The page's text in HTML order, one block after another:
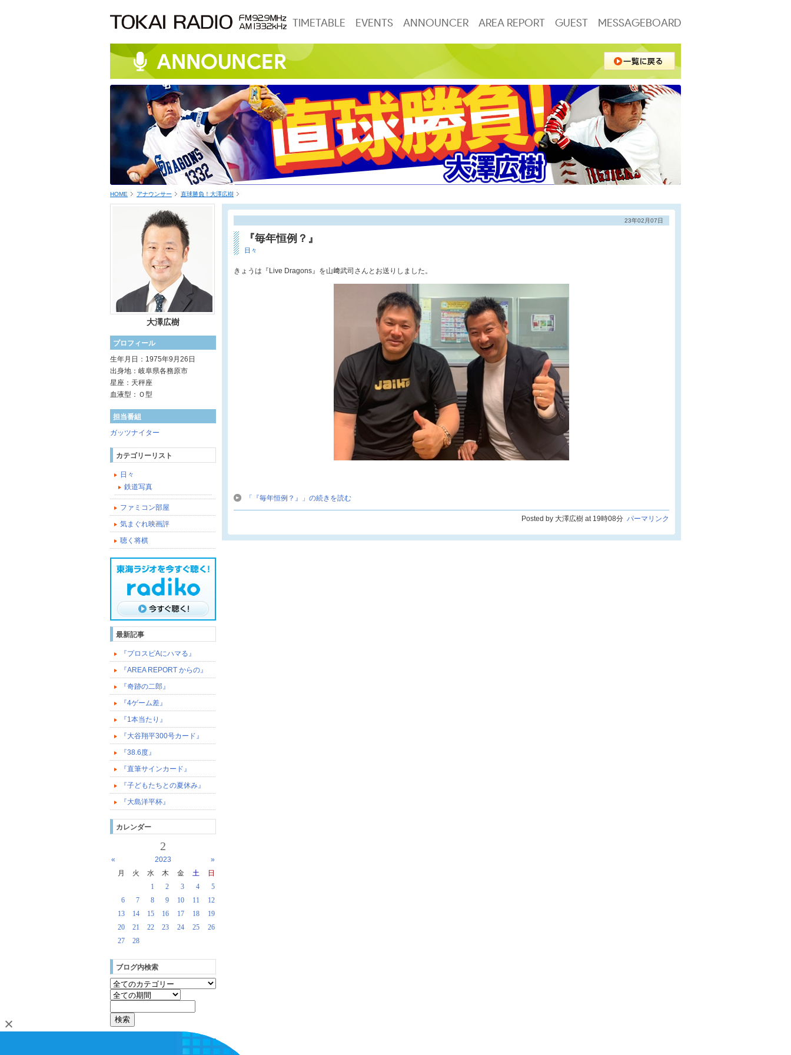
TIMETABLE EVENTS ANNOUNCER AREA REPORT GUEST MESSAGEBOARD
HOME アナウンサー 直球勝負！大澤広樹
大澤広樹
プロフィール
生年月日：1975年9月26日
出身地：岐阜県各務原市
星座：天秤座
血液型：Ｏ型
担当番組
ガッツナイター
カテゴリーリスト
日々
鉄道写真
ファミコン部屋
気まぐれ映画評
聴く将棋
最新記事
『プロスピAにハマる』
『AREA REPORT からの』
『奇跡の二郎』
『4ゲーム差』
『1本当たり』
『大谷翔平300号カード』
『38.6度』
『直筆サインカード』
『子どもたちとの夏休み』
『大島洋平杯』
カレンダー
2
« 2023
»
月
火 水 木 金 土
日
1
2 3 4
5
6
7 8 9 10 11
12
13
14 15 16 17 18
19
20
21 22 23 24 25
26
27
28
ブログ内検索
]
23年02月07日
『毎年恒例？』
日々
きょうは『Live Dragons』を山﨑武司さんとお送りしました。
「『毎年恒例？』」の続きを読む
Posted by 大澤広樹 at 19時08分 パーマリンク